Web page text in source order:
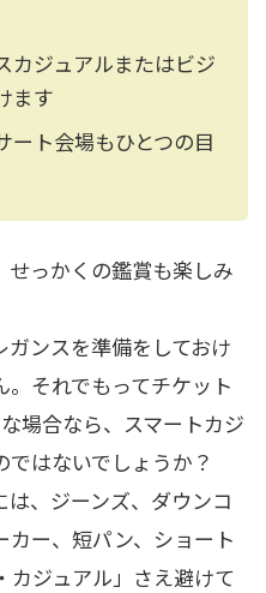
カジュアルまたはビジ
ます
ート会場もひとつの目
せっかくの鑑賞も楽しみ
ンスを準備をしておけ
それでもってチケット
場合なら、スマートカジ
ではないでしょうか？
、ジーンズ、ダウンコ
カー、短パン、ショート
ジュアル」さえ避けて